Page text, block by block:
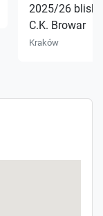
2025/26
C.K. Browar
Kraków